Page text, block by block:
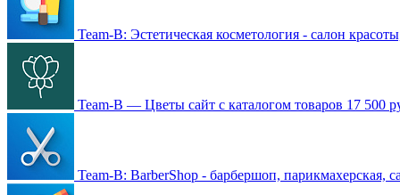
Team-B: Эстетическая косметология - салон
Team-B — Цветы сайт с каталогом товаров 17 500
Team-B: BarberShop - барбершоп, парикмахерская,